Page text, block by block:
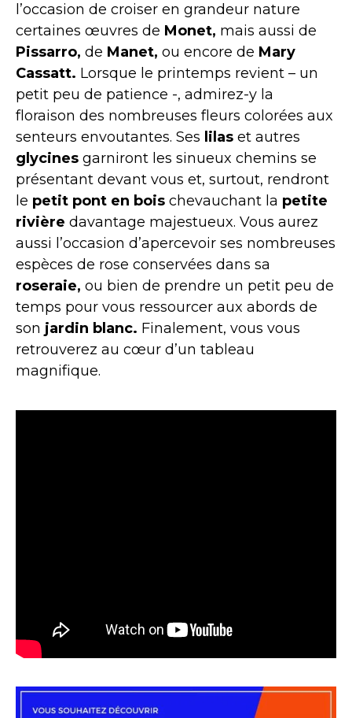
l’occasion de croiser en grandeur nature
certaines œuvres de Monet, mais aussi de
Pissarro, de Manet, ou encore de Mary
Cassatt. Lorsque le printemps revient – un
petit peu de patience -, admirez-y la
floraison des nombreuses fleurs colorées aux
senteurs envoutantes. Ses lilas et autres
glycines garniront les sinueux chemins se
présentant devant vous et, surtout, rendront
le petit pont en bois chevauchant la petite
rivière davantage majestueux. Vous aurez
aussi l’occasion d’apercevoir ses nombreuses
espèces de rose conservées dans sa
roseraie, ou bien de prendre un petit peu de
temps pour vous ressourcer aux abords de
son jardin blanc. Finalement, vous vous
retrouverez au cœur d’un tableau
magnifique.